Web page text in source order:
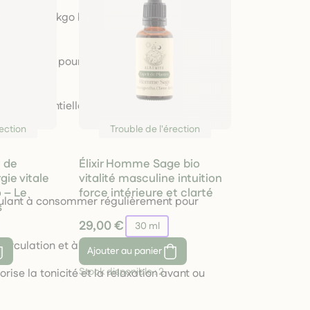
de ginkgo biloba, tribulus et épices
érectile.
de cassis pour accompagner une action
essentielles (gingembre, cyprès) pour
à consommer régulièrement pour
et à la fonction érectile.
la tonicité et la relaxation avant ou
vitale
– Le
Trouble de l'érection
Élixir Homme Sage bio
vitalité masculine intuition
force intérieure et clarté
29,00 €
30 ml
Ajouter
au panier
Stock disponible :2